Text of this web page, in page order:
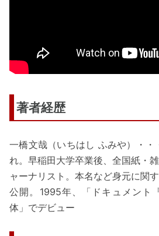
著者経歴
一橋文哉（いちはし ふみや）・・
れ。早稲田大学卒業後、全国紙・
ャーナリスト。本名など身元に関
公開。1995年、「ドキュメント
体」でデビュー